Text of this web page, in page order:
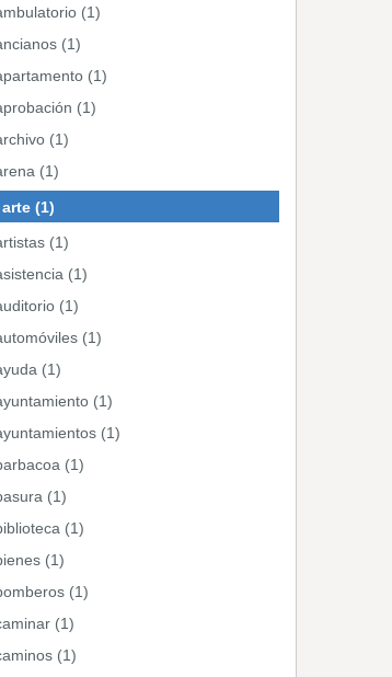
(1)
(1)
(1)
(1)
(1)
(1)
arte (1)
(1)
(1)
(1)
(1)
(1)
(1)
(1)
(1)
(1)
(1)
(1)
(1)
(1)
(1)